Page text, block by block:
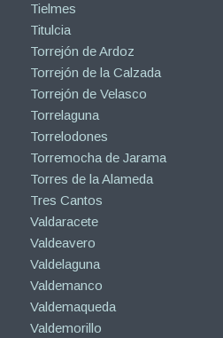
Tielmes
Titulcia
Torrejón de Ardoz
Torrejón de la Calzada
Torrejón de Velasco
Torrelaguna
Torrelodones
Torremocha de Jarama
Torres de la Alameda
Tres Cantos
Valdaracete
Valdeavero
Valdelaguna
Valdemanco
Valdemaqueda
Valdemorillo